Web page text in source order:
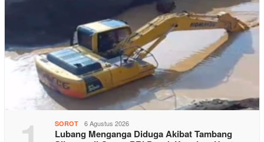
SOROT 6 Agustus 2026
Lubang Menganga Diduga Akibat Tambang